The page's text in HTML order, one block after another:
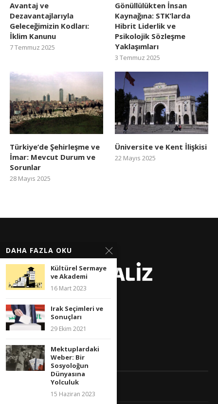
Avantaj ve
Dezavantajlarıyla
Geleceğimizin Kodları:
İklim Kanunu
7 Temmuz 2025
Gönüllülükten İnsan
Kaynağına: STK’larda
Hibrit Liderlik ve
Psikolojik Sözleşme
Yaklaşımları
3 Temmuz 2025
Türkiye’de Şehirleşme ve
İmar: Mevcut Durum ve
Sorunlar
28 Mayıs 2025
Üniversite ve Kent İlişkisi
22 Mayıs 2025
İLKE’li Bakış, Güçlü Analiz
KURUMSAL
DAHA FAZLA OKU
Kültürel Sermaye
ve Akademi
16 Mart 2023
Irak Seçimleri ve
Sonuçları
29 Ekim 2021
Mektuplardaki
Weber: Bir
Sosyoloğun
Dünyasına
Yolculuk
15 Haziran 2023